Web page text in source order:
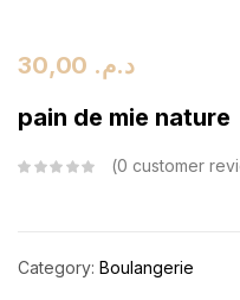
د.م.
pain de mie nature
0 customer
Category: Boulangerie